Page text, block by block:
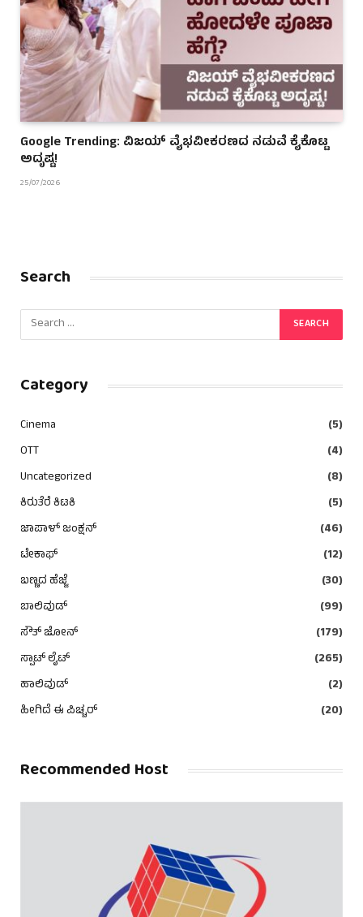
Google Trending: ವಿಜಯ್ ವೈಭವೀಕರಣದ ನಡುವೆ ಕೈಕೊಟ್ಟ
ಅದೃಷ್ಟ!
25/07/2026
Search
Category
Cinema
(5)
OTT
(4)
Uncategorized
(8)
ಕಿರುತೆರೆ ಕಿಟಕಿ
(5)
ಜಾಪಾಳ್ ಜಂಕ್ಷನ್
(46)
ಟೇಕಾಫ್
(12)
ಬಣ್ಣದ ಹೆಜ್ಜೆ
(30)
ಬಾಲಿವುಡ್
(99)
ಸೌತ್ ಜೋನ್
(179)
ಸ್ಪಾಟ್ ಲೈಟ್
(265)
ಹಾಲಿವುಡ್
(2)
ಹೀಗಿದೆ ಈ ಪಿಚ್ಚರ್
(20)
Recommended Host